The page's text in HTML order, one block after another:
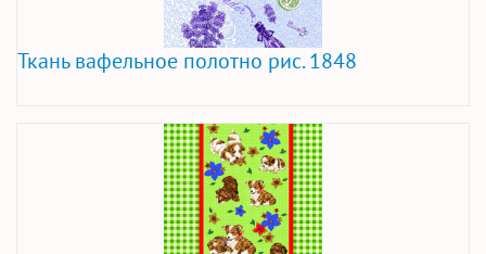
Ткань вафельное полотно рис. 1848